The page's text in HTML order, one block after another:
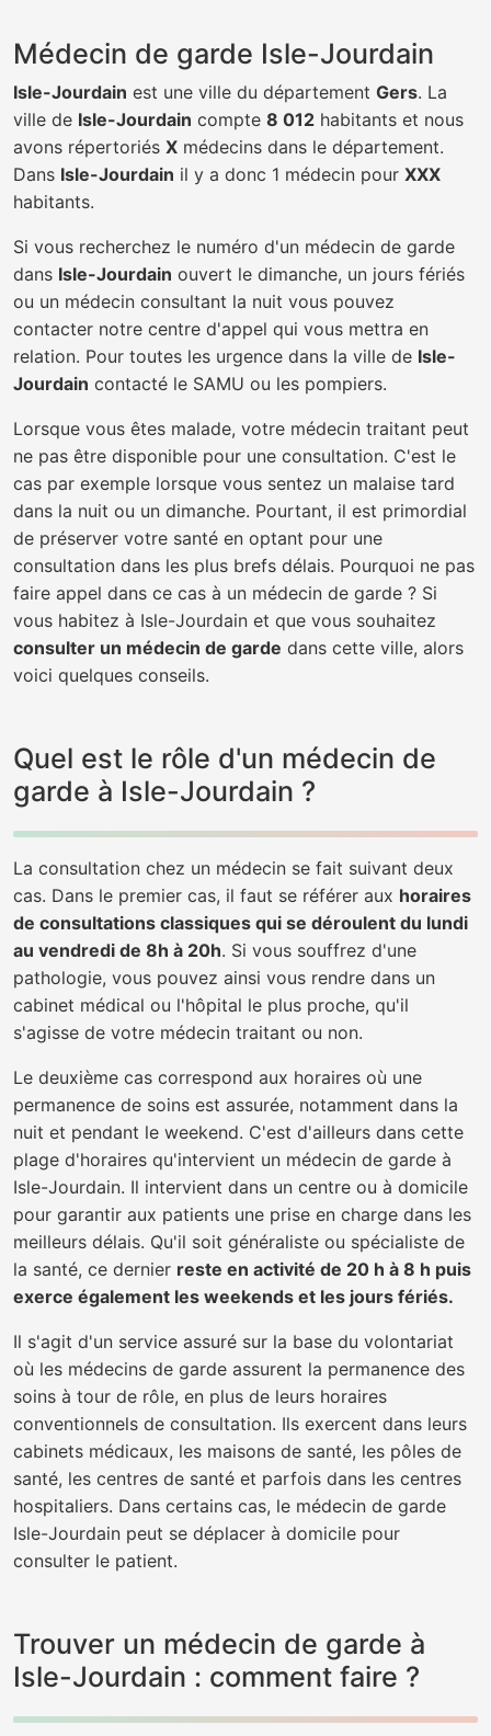
Médecin de garde Isle-Jourdain
Isle-Jourdain est une ville du département Gers. La
ville de Isle-Jourdain compte 8 012 habitants et nous
avons répertoriés X médecins dans le département.
Dans Isle-Jourdain il y a donc 1 médecin pour XXX
habitants.
Si vous recherchez le numéro d'un médecin de garde
dans Isle-Jourdain ouvert le dimanche, un jours fériés
ou un médecin consultant la nuit vous pouvez
contacter notre centre d'appel qui vous mettra en
relation. Pour toutes les urgence dans la ville de Isle-
Jourdain contacté le SAMU ou les pompiers.
Lorsque vous êtes malade, votre médecin traitant peut
ne pas être disponible pour une consultation. C'est le
cas par exemple lorsque vous sentez un malaise tard
dans la nuit ou un dimanche. Pourtant, il est primordial
de préserver votre santé en optant pour une
consultation dans les plus brefs délais. Pourquoi ne pas
faire appel dans ce cas à un médecin de garde ? Si
vous habitez à Isle-Jourdain et que vous souhaitez
consulter un médecin de garde dans cette ville, alors
voici quelques conseils.
Quel est le rôle d'un médecin de
garde à Isle-Jourdain ?
La consultation chez un médecin se fait suivant deux
cas. Dans le premier cas, il faut se référer aux horaires
de consultations classiques qui se déroulent du lundi
au vendredi de 8h à 20h. Si vous souffrez d'une
pathologie, vous pouvez ainsi vous rendre dans un
cabinet médical ou l'hôpital le plus proche, qu'il
s'agisse de votre médecin traitant ou non.
Le deuxième cas correspond aux horaires où une
permanence de soins est assurée, notamment dans la
nuit et pendant le weekend. C'est d'ailleurs dans cette
plage d'horaires qu'intervient un médecin de garde à
Isle-Jourdain. Il intervient dans un centre ou à domicile
pour garantir aux patients une prise en charge dans les
meilleurs délais. Qu'il soit généraliste ou spécialiste de
la santé, ce dernier reste en activité de 20 h à 8 h puis
exerce également les weekends et les jours fériés.
Il s'agit d'un service assuré sur la base du volontariat
où les médecins de garde assurent la permanence des
soins à tour de rôle, en plus de leurs horaires
conventionnels de consultation. Ils exercent dans leurs
cabinets médicaux, les maisons de santé, les pôles de
santé, les centres de santé et parfois dans les centres
hospitaliers. Dans certains cas, le médecin de garde
Isle-Jourdain peut se déplacer à domicile pour
consulter le patient.
Trouver un médecin de garde à
Isle-Jourdain : comment faire ?